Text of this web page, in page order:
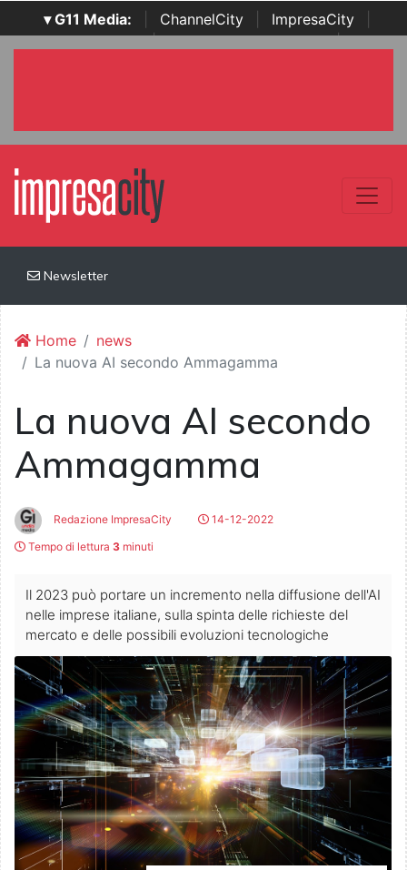
▾ G11 Media: ChannelCity ImpresaCity
SecurityOpenLab | Italian Channel Awards | Italian
Newsletter
Home
news
La nuova AI secondo Ammagamma
La nuova AI secondo
Ammagamma
Redazione ImpresaCity
14-12-2022
Tempo di lettura 3 minuti
Il 2023 può portare un incremento nella diffusione dell'AI
nelle imprese italiane, sulla spinta delle richieste del
mercato e delle possibili evoluzioni tecnologiche